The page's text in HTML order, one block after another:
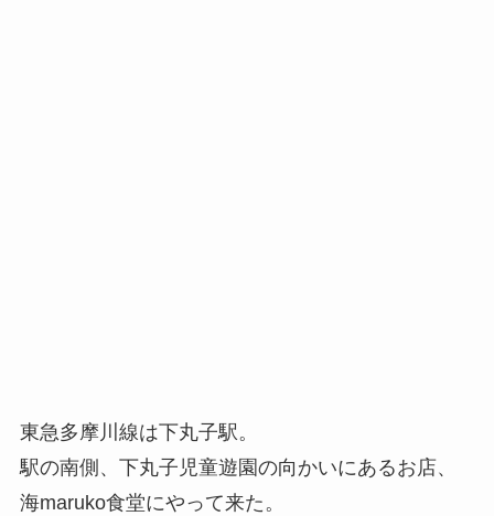
東急多摩川線は下丸子駅。
駅の南側、下丸子児童遊園の向かいにあるお店、
海maruko食堂にやって来た。